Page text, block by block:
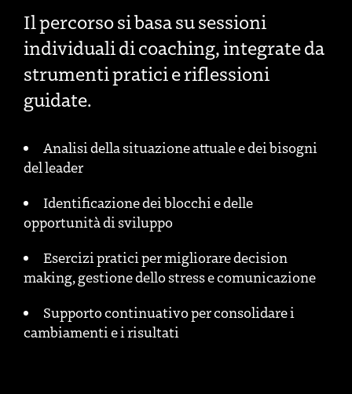
Il percorso si basa su sessioni
individuali di coaching, integrate da
strumenti pratici e riflessioni
guidate.
Analisi della situazione attuale e dei bisogni
del leader
Identificazione dei blocchi e delle
opportunità di sviluppo
Esercizi pratici per migliorare decision
making, gestione dello stress e comunicazione
Supporto continuativo per consolidare i
cambiamenti e i risultati